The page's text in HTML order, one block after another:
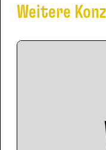
Weitere